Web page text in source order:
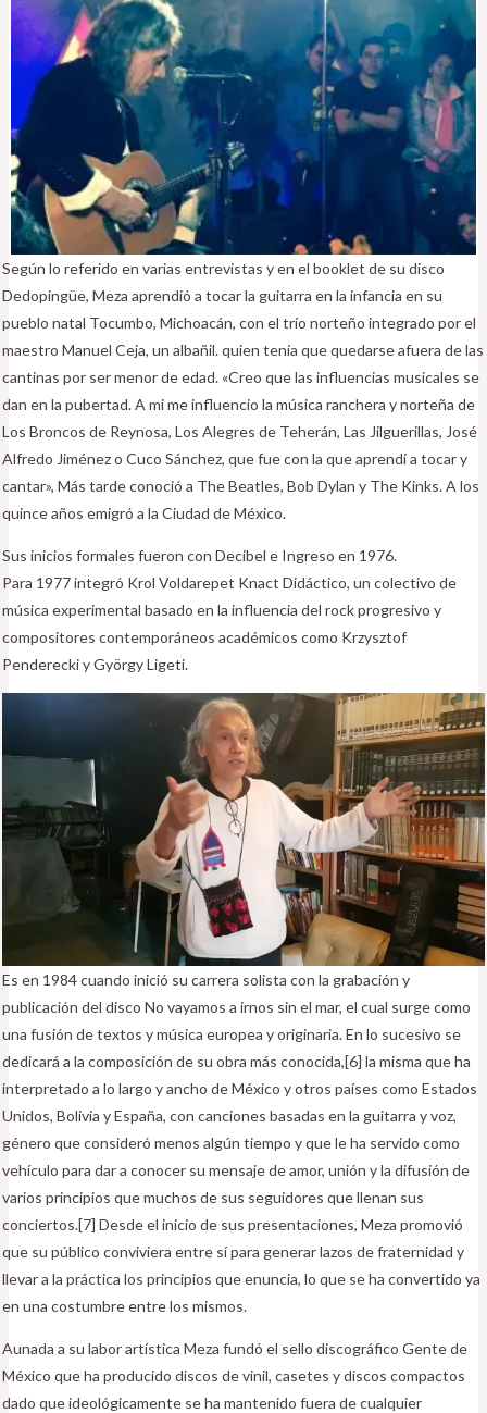
Según lo referido en varias entrevistas y en el booklet de su disco
Dedopingüe, Meza aprendió a tocar la guitarra en la infancia en su
pueblo natal Tocumbo, Michoacán, con el trío norteño integrado por el
maestro Manuel Ceja, un albañil. quien tenía que quedarse afuera de las
cantinas por ser menor de edad. «Creo que las influencias musicales se
dan en la pubertad. A mi me influencio la música ranchera y norteña de
Los Broncos de Reynosa, Los Alegres de Teherán, Las Jilguerillas, José
Alfredo Jiménez o Cuco Sánchez, que fue con la que aprendí a tocar y
cantar», Más tarde conoció a The Beatles, Bob Dylan y The Kinks. A los
quince años emigró a la Ciudad de México.
Sus inicios formales fueron con Decibel e Ingreso en 1976.
Para 1977 integró Krol Voldarepet Knact Didáctico, un colectivo de
música experimental basado en la influencia del rock progresivo y
compositores contemporáneos académicos como Krzysztof
Penderecki y György Ligeti.
Es en 1984 cuando inició su carrera solista con la grabación y
publicación del disco No vayamos a irnos sin el mar, el cual surge como
una fusión de textos y música europea y originaria. En lo sucesivo se
dedicará a la composición de su obra más conocida,[6]​ la misma que ha
interpretado a lo largo y ancho de México y otros países como Estados
Unidos, Bolivia y España, con canciones basadas en la guitarra y voz,
género que consideró menos algún tiempo y que le ha servido como
vehículo para dar a conocer su mensaje de amor, unión y la difusión de
varios principios que muchos de sus seguidores que llenan sus
conciertos.[7]​ Desde el inicio de sus presentaciones, Meza promovió
que su público conviviera entre sí para generar lazos de fraternidad y
llevar a la práctica los principios que enuncia, lo que se ha convertido ya
en una costumbre entre los mismos.
Aunada a su labor artística Meza fundó el sello discográfico Gente de
México que ha producido discos de vinil, casetes y discos compactos
dado que ideológicamente se ha mantenido fuera de cualquier